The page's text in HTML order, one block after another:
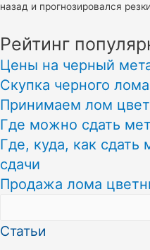
назад и прогнозировался
Рейтинг
Цены на черный
Скупка черного
Принимаем лом
Где можно сдать
Где, куда, как
сдачи
Продажа лома
Статьи